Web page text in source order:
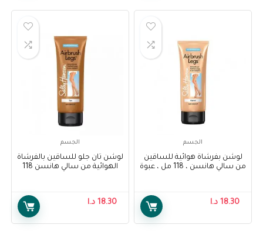
الجسم
لوشن بفرشاة هوائية للساقين
من سالي هانسن ، 118 مل ، عبوة
Lotion, 118 ml, Pack Of 1
18.30 د.ا
الجسم
لوشن تان جلو للساقين بالفرشاة
الهوائية من سالي هانسن 118
18.30 د.ا